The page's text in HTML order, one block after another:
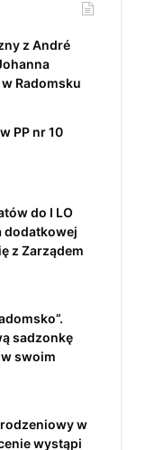
z André
Radomsku
PP nr 10
do I LO
dodatkowej
z Zarządem
sadzonkę
swoim
w
wystąpi